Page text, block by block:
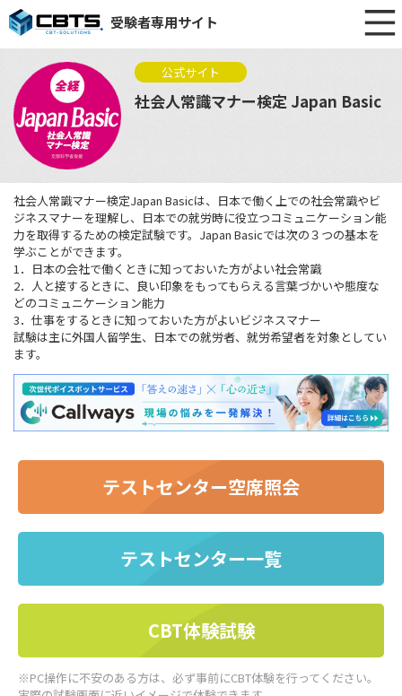
受験者専用サイト
公式サイト
社会人常識マナー検定 Japan Basic
社会人常識マナー検定Japan Basicは、日本で働く上での社会常識やビ
ジネスマナーを理解し、日本での就労時に役立つコミュニケーション能
力を取得するための検定試験です。Japan Basicでは次の３つの基本を
学ぶことができます。
1．日本の会社で働くときに知っておいた方がよい社会常識
2．人と接するときに、良い印象をもってもらえる言葉づかいや態度な
どのコミュニケーション能力
3．仕事をするときに知っておいた方がよいビジネスマナー
試験は主に外国人留学生、日本での就労者、就労希望者を対象としてい
ます。
テストセンター空席照会
テストセンター一覧
CBT体験試験
※PC操作に不安のある方は、必ず事前にCBT体験を行ってください。